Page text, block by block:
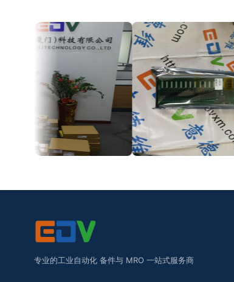
专业的工业自动化 备件与 MRO 一站式服务商